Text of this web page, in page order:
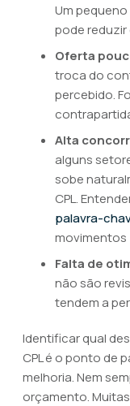
Um
pode reduzir
Oferta
troca do
percebido.
Alta
alguns
sobe
CPL.
palavra-
movimentos
Falta de
não são
tendem a
Identificar qual
CPL é o ponto de
melhoria. Nem
orçamento.